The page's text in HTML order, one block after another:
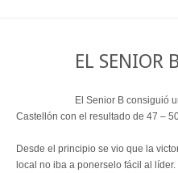
EL SENIOR
El Senior B consiguió
Castellón con el resultado de 47 –
Desde el principio se vio que la
local no iba a ponerselo fácil al